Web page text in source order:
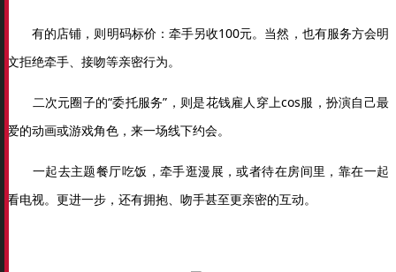
有的店铺，则明码标价：牵手另收100元。当然，也有服务方会明
文拒绝牵手、接吻等亲密行为。
二次元圈子的“委托服务”，则是花钱雇人穿上cos服，扮演自己最
爱的动画或游戏角色，来一场线下约会。
一起去主题餐厅吃饭，牵手逛漫展，或者待在房间里，靠在一起
看电视。更进一步，还有拥抱、吻手甚至更亲密的互动。